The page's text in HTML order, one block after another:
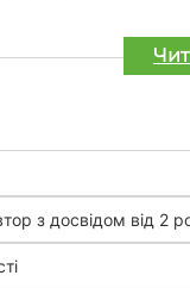
з досвідом від 2